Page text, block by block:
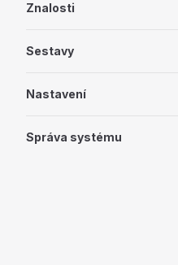
Znalosti
Sestavy
Nastavení
Správa systému